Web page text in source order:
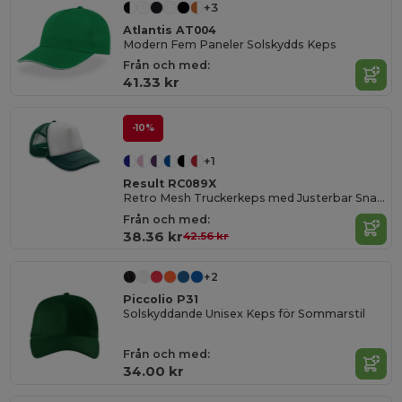
+3
Atlantis AT004
Modern Fem Paneler Solskydds Keps
Från och med:
41.33 kr
-10%
+1
Result RC089X
Retro Mesh Truckerkeps med Justerbar Snapback
Från och med:
38.36 kr42.56 kr
+2
Piccolio P31
Solskyddande Unisex Keps för Sommarstil
Från och med:
34.00 kr